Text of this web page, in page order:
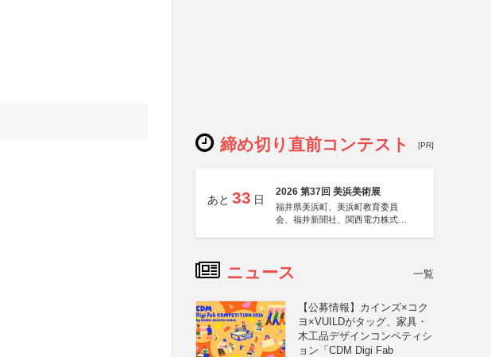
締め切り直前コンテスト [PR]
あと 33 日
2026 第37回 美浜美術展
福井県美浜町、美浜町教育委員
会、福井新聞社、関西電力株式会
ニュース 一覧
【公募情報】カインズ×コク
ヨ×VUILDがタッグ、家具・
木工品デザインコンペティシ
ョン「CDM Digi Fab